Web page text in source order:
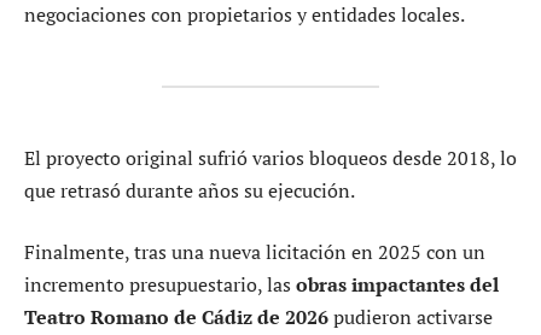
negociaciones con propietarios y entidades locales.
El proyecto original sufrió varios bloqueos desde 2018, lo
que retrasó durante años su ejecución.
Finalmente, tras una nueva licitación en 2025 con un
incremento presupuestario, las obras impactantes del
Teatro Romano de Cádiz de 2026pudieron activarse